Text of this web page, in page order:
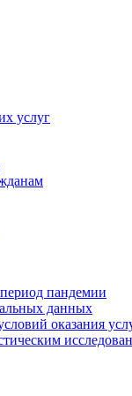
услуг
пандемии
данных
оказания